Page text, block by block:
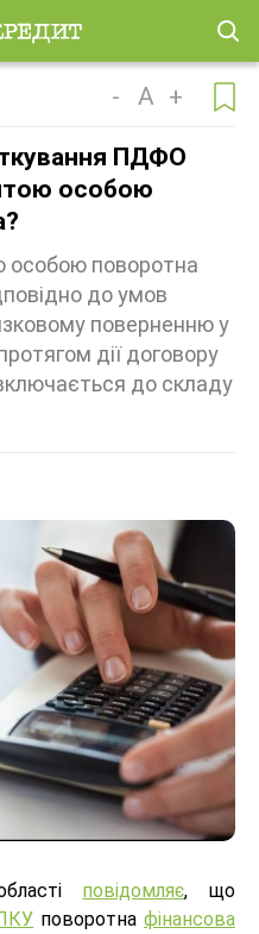
- A +
ПДФО
особою
поворотна
до умов
поверненню у
дії договору
до складу
повідомляє, що
поворотнафінансова